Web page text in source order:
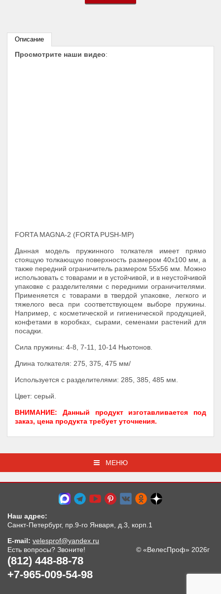
Описание
Просмотрите наши видео:
FORTA MAGNA-2 (FORTA PUSH-МP)
Данная модель пружинного толкателя имеет прямо
стоящую толкающую поверхность размером 40х100 мм, а
также передний ограничитель размером 55х56 мм. Можно
использовать с товарами и в устойчивой, и в неустойчивой
упаковке с разделителями с передними ограничителями.
Применяется с товарами в твердой упаковке, легкого и
тяжелого веса при соответствующем выборе пружины.
Например, с косметической и гигиенической продукцией,
конфетами в коробках, сырами, семенами растений для
посадки.
Сила пружины: 4-8, 7-11, 10-14 Ньютонов.
Длина толкателя: 275, 375, 475 мм/
Используется с разделителями: 285, 385, 485 мм.
Цвет: серый.
ВНИМАНИЕ: Данный продукт изготавливается под
заказ, цена продукта требует уточнения.
МЕНЮ
Наш адрес:
Санкт-Петербург, пр.9-го Января, д.3, корп.1
E-mail: velesprof@yandex.ru
Есть вопросы? Звоните!
(812) 448-88-78
+7-965-009-54-98
© «ВелесПроф» 2026г